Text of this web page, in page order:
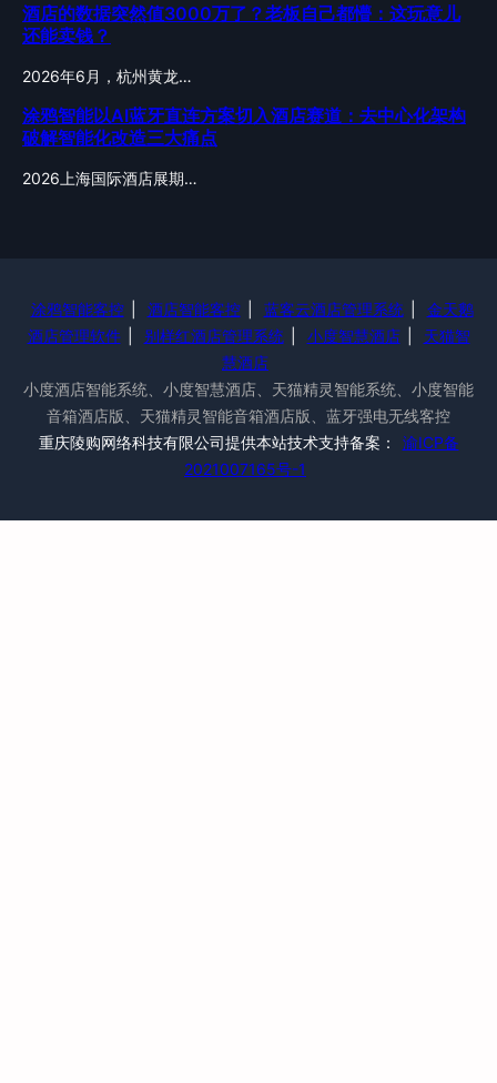
酒店的数据突然值3000万了？老板自己都懵：这玩意儿
还能卖钱？
2026年6月，杭州黄龙…
涂鸦智能以AI蓝牙直连方案切入酒店赛道：去中心化架构
破解智能化改造三大痛点
2026上海国际酒店展期…
涂鸦智能客控 酒店智能客控 蓝客云酒店管理系统
金天鹅
酒店管理软件
别样红酒店管理系统 小度智慧酒店
天猫智
慧酒店
小度酒店智能系统、小度智慧酒店、天猫精灵智能系统、小度智能
音箱酒店版、天猫精灵智能音箱酒店版、蓝牙强电无线客控
重庆陵购网络科技有限公司提供本站技术支持备案：
渝ICP备
2021007165号-1